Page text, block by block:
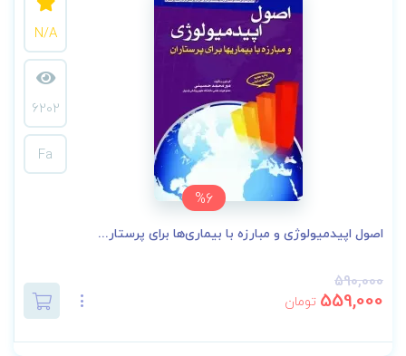
%6
N/A
6202
Fa
اصول اپیدمیولوژی و مبارزه با بیماری‌ها برای پرستار...
590,000
559,000 تومان